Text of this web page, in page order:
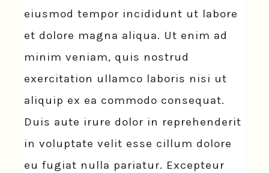
eiusmod tempor incididunt ut labore
et dolore magna aliqua. Ut enim ad
minim veniam, quis nostrud
exercitation ullamco laboris nisi ut
aliquip ex ea commodo consequat.
Duis aute irure dolor in reprehenderit
in voluptate velit esse cillum dolore
eu fugiat nulla pariatur. Excepteur